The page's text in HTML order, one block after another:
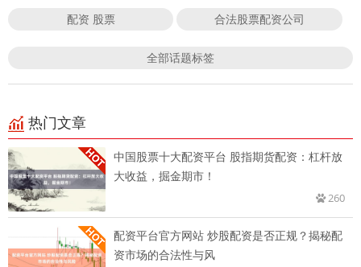
配资 股票 合法股票配资公司
全部话题标签
热门文章
中国股票十大配资平台 股指期货配资：杠杆放
大收益，掘金期市！
260
配资平台官方网站 炒股配资是否正规？揭秘配
资市场的合法性与风